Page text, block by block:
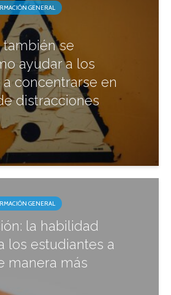
GENERAL
también se
ayudar a los
concentrarse en
distracciones
GENERAL
la habilidad
los estudiantes a
manera más